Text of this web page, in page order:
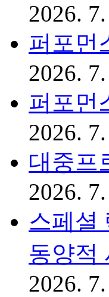
2026.
퍼포먼
2026.
퍼포먼
2026.
대중프
2026.
스페셜
동양적
2026.